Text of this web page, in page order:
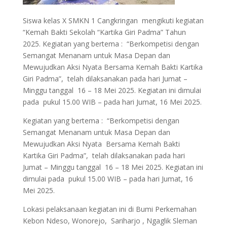
Siswa kelas X SMKN 1 Cangkringan mengikuti kegiatan
“Kemah Bakti Sekolah “Kartika Giri Padma” Tahun
2025. Kegiatan yang bertema : “Berkompetisi dengan
Semangat Menanam untuk Masa Depan dan
Mewujudkan Aksi Nyata Bersama Kemah Bakti Kartika
Giri Padma”, telah dilaksanakan pada hari Jumat –
Minggu tanggal 16 – 18 Mei 2025. Kegiatan ini dimulai
pada pukul 15.00 WIB – pada hari Jumat, 16 Mei 2025.
Kegiatan yang bertema : “Berkompetisi dengan
Semangat Menanam untuk Masa Depan dan
Mewujudkan Aksi Nyata Bersama Kemah Bakti
Kartika Giri Padma”, telah dilaksanakan pada hari
Jumat – Minggu tanggal 16 – 18 Mei 2025. Kegiatan ini
dimulai pada pukul 15.00 WIB – pada hari Jumat, 16
Mei 2025.
Lokasi pelaksanaan kegiatan ini di Bumi Perkemahan
Kebon Ndeso, Wonorejo, Sariharjo , Ngaglik Sleman